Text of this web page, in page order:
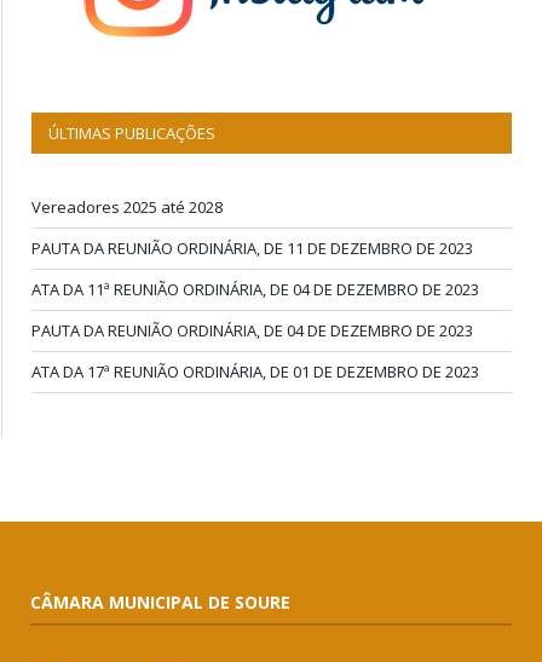
ÚLTIMAS PUBLICAÇÕES
Vereadores 2025 até 2028
PAUTA DA REUNIÃO ORDINÁRIA, DE 11 DE DEZEMBRO DE 2023
ATA DA 11ª REUNIÃO ORDINÁRIA, DE 04 DE DEZEMBRO DE 2023
PAUTA DA REUNIÃO ORDINÁRIA, DE 04 DE DEZEMBRO DE 2023
ATA DA 17ª REUNIÃO ORDINÁRIA, DE 01 DE DEZEMBRO DE 2023
CÂMARA MUNICIPAL DE SOURE